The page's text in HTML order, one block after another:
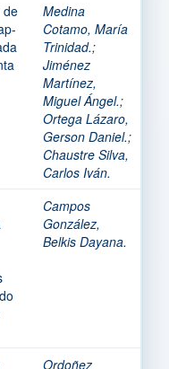
de
Medina
Cotamo, María
Trinidad.;
Jiménez
Martínez,
Miguel Ángel.;
Ortega Lázaro,
Gerson Daniel.;
Chaustre Silva,
Carlos Iván.
Campos
González,
Belkis Dayana.
Ordoñez